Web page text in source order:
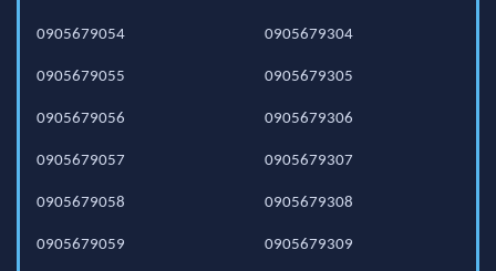
0905679054
0905679055
0905679056
0905679057
0905679058
0905679059
0905679304
0905679305
0905679306
0905679307
0905679308
0905679309